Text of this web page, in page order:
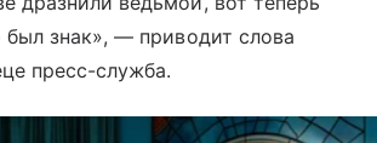
знак», — приводит слова
пресс-служба.